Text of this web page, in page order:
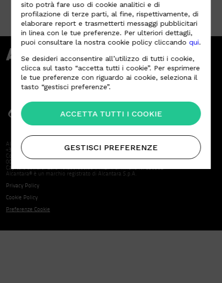
VAI ALLE POSIZIONI APERTE
Alcantara S.p.A. | Sede Sociale Via Mecenate 86 20138 Milano | T. +39 02 580301 F.
+39 02 5063886
Codice Fiscale, Partita IVA e nr. iscrizione Registro delle Imprese di Milano:
00835580150
Capitale sociale. Euro 10.800.000,00 | R.E.A. di Milano N. 850982
Alcantara® è un marchio registrato di Alcantara S.p.A.
Privacy Policy
Cookie Policy
Preferenze Cookie
sito potrà fare uso di cookie analitici e di
profilazione di terze parti, al fine, rispettivamente, di
elaborare report e trasmetterti messaggi pubblicitari
in linea con le tue preferenze. Per ulteriori dettagli,
puoi consultare la nostra cookie policy cliccando qui.
Se desideri acconsentire all’utilizzo di tutti i cookie,
clicca sul tasto “accetta tutti i cookie”. Per esprimere
le tue preferenze con riguardo ai cookie, seleziona il
tasto “gestisci preferenze”.
ACCETTA TUTTI I COOKIE
GESTISCI PREFERENZE